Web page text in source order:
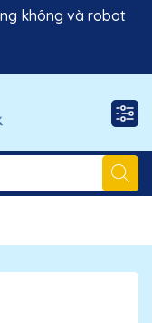
không và robot